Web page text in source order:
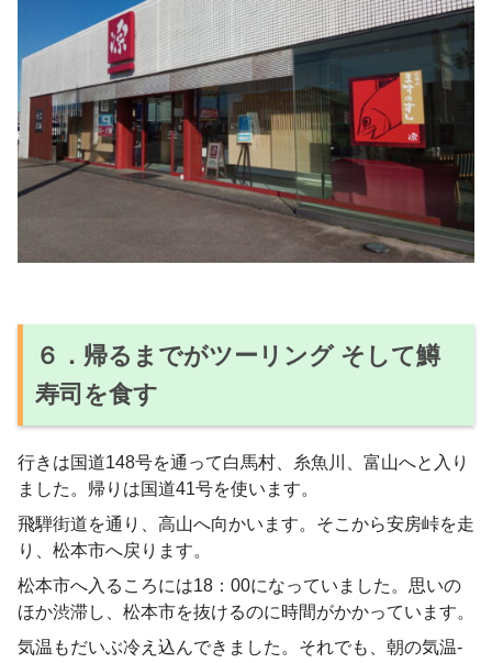
６．帰るまでがツーリング そして鱒
寿司を食す
行きは国道148号を通って白馬村、糸魚川、富山へと入り
ました。帰りは国道41号を使います。
飛騨街道を通り、高山へ向かいます。そこから安房峠を走
り、松本市へ戻ります。
松本市へ入るころには18：00になっていました。思いの
ほか渋滞し、松本市を抜けるのに時間がかかっています。
気温もだいぶ冷え込んできました。それでも、朝の気温‐